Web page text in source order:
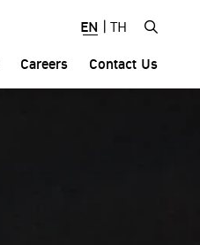
EN |TH
Careers Contact Us